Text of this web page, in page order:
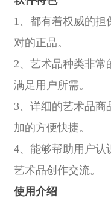
1、都有着权威的担
对的正品。
2、艺术品种类非常
满足用户所需。
3、详细的艺术品商
加的方便快捷。
4、能够帮助用户认
艺术品创作交流。
使用介绍